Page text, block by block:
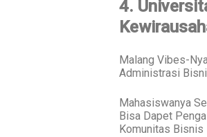
4.
Malang Vibes-
Administrasi
Mahasiswanya
Bisa Dapet
Komunitas